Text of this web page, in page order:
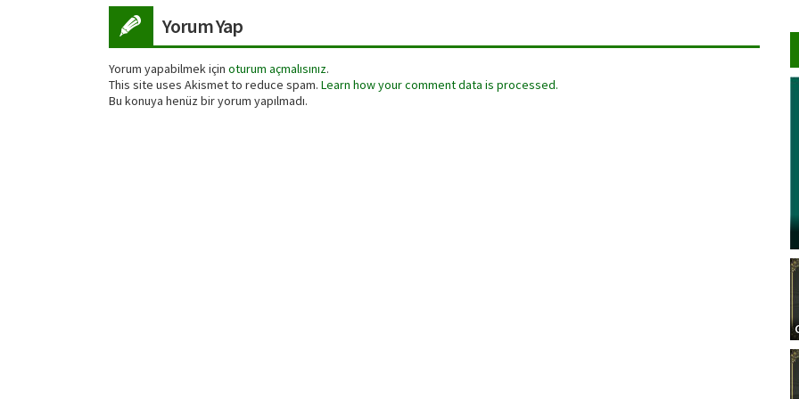
Yorum Yap
Yorum yapabilmek için oturum açmalısınız.
This site uses Akismet to reduce spam. Learn how your comment data is processed.
Bu konuya henüz bir yorum yapılmadı.